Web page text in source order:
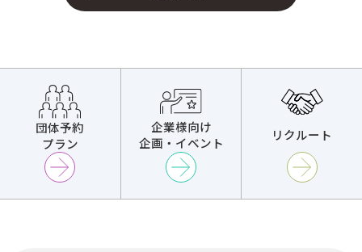
団体予約
プラン
企業様向け
企画・イベント
リクルート